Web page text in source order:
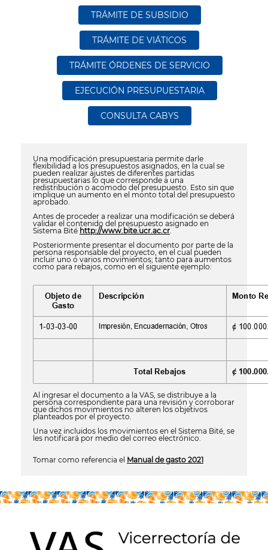
TRÁMITE DE SUBSIDIO
TRÁMITE DE VIÁTICOS
TRÁMITE ÓRDENES DE SERVICIO
EJECUCIÓN PRESUPUESTARIA
CONSULTA CABYS
Una modificación presupuestaria permite darle
flexibilidad a los presupuestos asignados, en la cual se
pueden realizar ajustes de diferentes partidas
presupuestarias lo que corresponde a una
redistribución o acomodo del presupuesto. Esto sin que
implique un aumento en el monto total del presupuesto
aprobado.
Antes de proceder a realizar una modificación se deberá
validar el contenido del presupuesto asignado en
Sistema Bité http://www.bite.ucr.ac.cr.
Posteriormente presentar el documento por parte de la
persona responsable del proyecto, en el cual pueden
incluir uno o varios movimientos; tanto para aumentos
como para rebajos, como en el siguiente ejemplo:
Al ingresar el documento a la VAS, se distribuye a la
persona correspondiente para una revisión y corroborar
que dichos movimientos no alteren los objetivos
planteados por el proyecto.
Una vez incluidos los movimientos en el Sistema Bité, se
les notificará por medio del correo electrónico.
Tomar como referencia el Manual de gasto 2021